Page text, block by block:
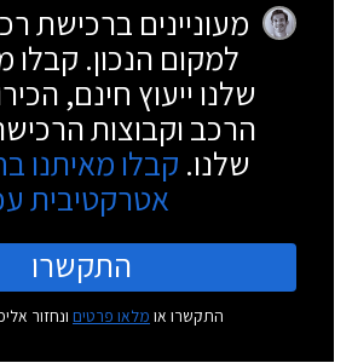
מעוניינים ברכישת
למקום הנכון. קבלו
שלנו ייעוץ חינם,
הרכב וקבוצות
שלנו. קבלו מאיתנו
אטרקטיבית
התקשרו
התקשרו או מלאו פרטים ונחזור